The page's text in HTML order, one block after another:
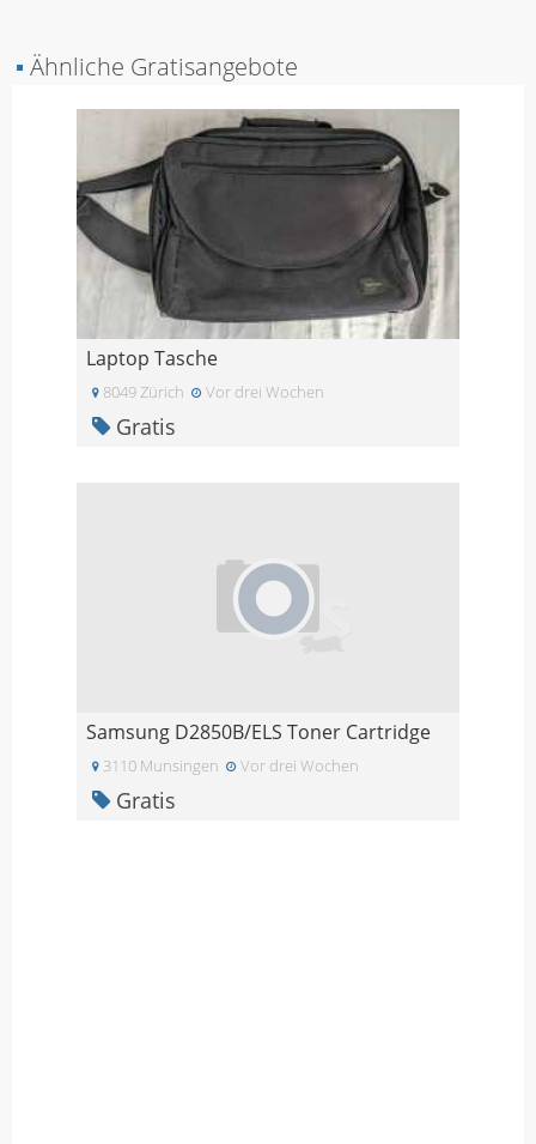
▪ Ähnliche Gratisangebote
Laptop Tasche
8049 Zürich Vor drei Wochen
Gratis
Samsung D2850B/ELS Toner Cartridge
3110 Munsingen Vor drei Wochen
Gratis